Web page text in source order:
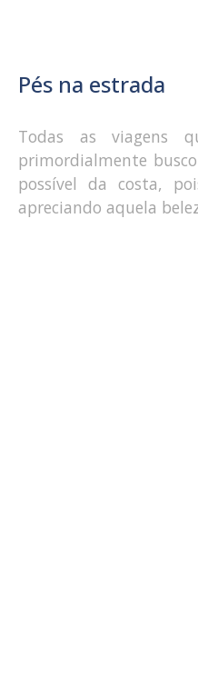
Pés na estrada
Todas as viagens
primordialmente
possível da costa,
apreciando aquela